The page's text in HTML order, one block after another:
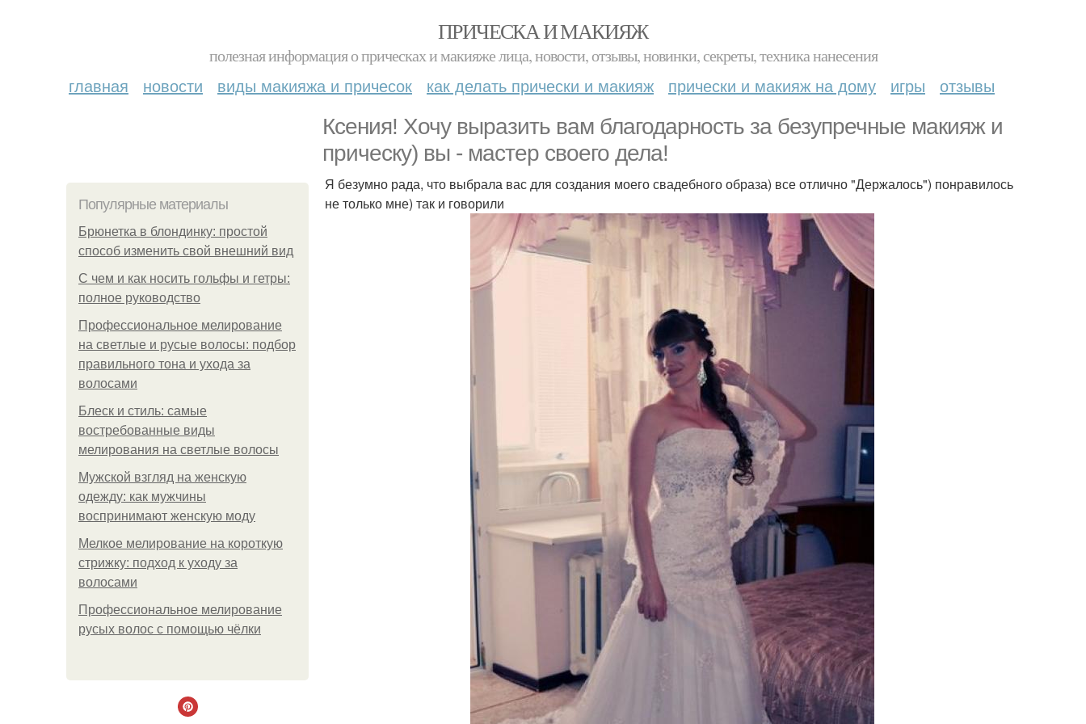
ПРИЧЕСКА И МАКИЯЖ
полезная информация о прическах и макияже лица, новости, отзывы, новинки, секреты, техника нанесения
главная новости виды макияжа и причесок как делать прически и макияж прически и макияж на дому игры отзывы
Ксения! Хочу выразить вам благодарность за безупречные макияж и
прическу) вы - мастер своего дела!
Популярные материалы
Брюнетка в блондинку: простой
способ изменить свой внешний вид
С чем и как носить гольфы и гетры:
полное руководство
Профессиональное мелирование
на светлые и русые волосы: подбор
правильного тона и ухода за
волосами
Блеск и стиль: самые
востребованные виды
мелирования на светлые волосы
Мужской взгляд на женскую
одежду: как мужчины
воспринимают женскую моду
Мелкое мелирование на короткую
стрижку: подход к уходу за
волосами
Профессиональное мелирование
русых волос с помощью чёлки
Я безумно рада, что выбрала вас для создания моего свадебного образа) все отлично "Держалось") понравилось
не только мне) так и говорили